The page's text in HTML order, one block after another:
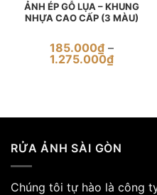
ẢNH ÉP GỖ LỤA – KHUNG
NHỰA CAO CẤP (3 MÀU)
185.000₫ –
1.275.000₫Khoảng
giá:
RỬA ẢNH SÀI GÒN
Chúng tôi tự hào là công